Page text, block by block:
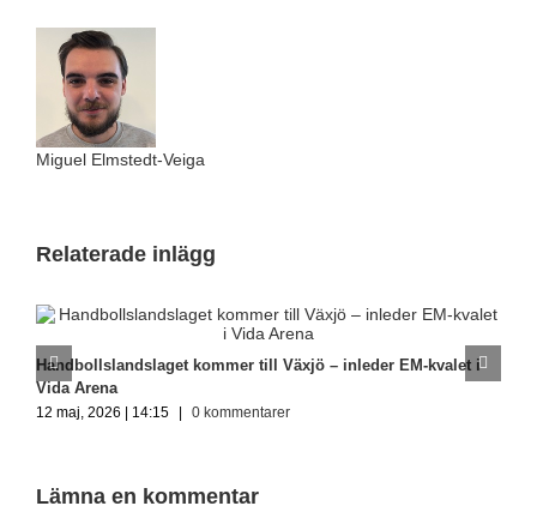
Miguel Elmstedt-Veiga
Relaterade inlägg
Handbollslandslaget kommer till Växjö – inleder EM-kvalet i
Vida Arena
12 maj, 2026 | 14:15 | 0 kommentarer
Lämna en kommentar